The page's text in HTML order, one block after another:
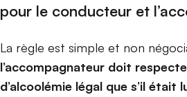
pour le conducteur et
La règle est simple et non
l’accompagnateur doit
d’alcoolémie légal que s’il était